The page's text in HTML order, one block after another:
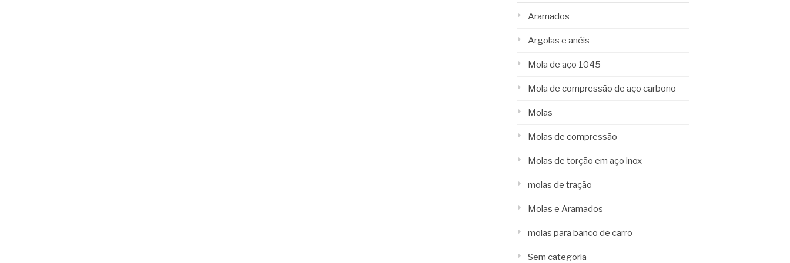
Aramados
Argolas e anéis
Mola de aço 1045
Mola de compressão de aço carbono
Molas
Molas de compressão
Molas de torção em aço inox
molas de tração
Molas e Aramados
molas para banco de carro
Sem categoria